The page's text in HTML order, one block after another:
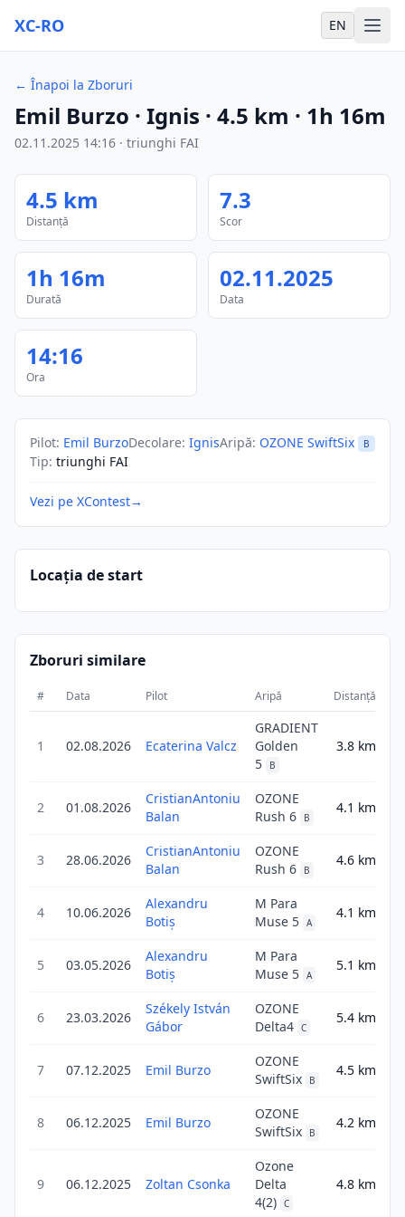
XC-RO EN
← Înapoi la Zboruri
Emil Burzo · Ignis · 4.5 km · 1h 16m
02.11.2025 14:16 · triunghi FAI
4.5 km
Distanță
7.3
Scor
1h 16m
Durată
02.11.2025
Data
14:16
Ora
Pilot: Emil BurzoDecolare: IgnisAripă: OZONE SwiftSix B
Tip: triunghi FAI
Vezi pe XContest→
Locația de start
Zboruri similare
# Data Pilot Aripă Distanță
1 02.08.2026 Ecaterina Valcz
GRADIENT
Golden
5
B
3.8 km
2 01.08.2026
CristianAntoniu
Balan
OZONE
Rush 6
B
4.1 km
3 28.06.2026
CristianAntoniu
Balan
OZONE
Rush 6
B
4.6 km
4 10.06.2026
Alexandru
Botiș
M Para
Muse 5 A
4.1 km
5 03.05.2026
Alexandru
Botiș
M Para
Muse 5 A
5.1 km
6 23.03.2026
Székely István
Gábor
OZONE
Delta4 C
5.4 km
7 07.12.2025 Emil Burzo
OZONE
SwiftSix
B
4.5 km
8 06.12.2025 Emil Burzo
OZONE
SwiftSix
B
4.2 km
9 06.12.2025 Zoltan Csonka
Ozone
Delta
4(2) C
4.8 km